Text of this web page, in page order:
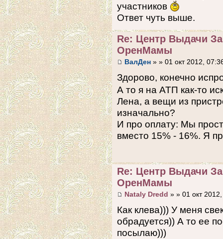
участников
Ответ чуть выше.
Re: Центр Выдачи
ОренМамы
ВалДен » » 01 окт 2012,
Здорово, конечно
А то я на АТП как-то
Лена, а вещи из
изначально?
И про оплату: Мы
вместо 15% - 16%. Я
Re: Центр Выдачи
ОренМамы
Nataly Dredd » » 01 окт
Как клева))) У меня
обрадуется)) А то ее
посылаю)))